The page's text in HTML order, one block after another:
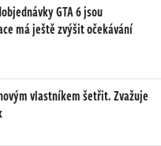
GTA 6 jsou
má ještě zvýšit očekávání
vlastníkem šetřit. Zvažuje